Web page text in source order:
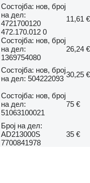
Состојба: нов, број
на дел:
4721700120
472.170.012 0
11,61 €
Состојба: нов, број
на дел:
1369754080
26,24 €
Состојба: нов, број
на дел: 504222093 30,25 €
Состојба: нов, број
на дел:
51063100021
75 €
Број на дел:
AD213000S
7700841978
35 €